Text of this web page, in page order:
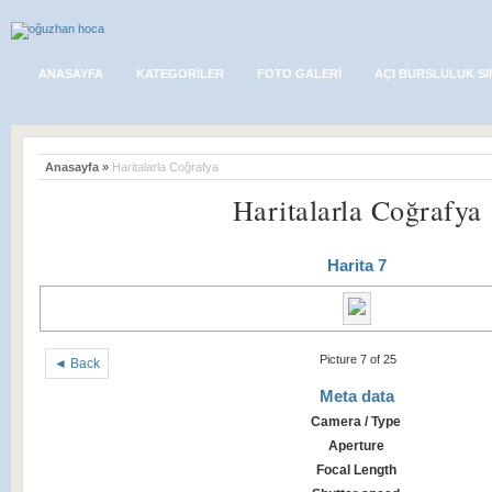
ANASAYFA KATEGORILER FOTO GALERI AÇI BURSLULUK
Anasayfa » Haritalarla Coğrafya
Haritalarla Coğrafya
Harita 7
◄ Back Picture 7 of 25
Meta data
Camera / Type
Aperture
Focal Length